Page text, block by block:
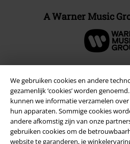
We gebruiken cookies en andere
gezamenlijk ‘cookies’ worden
kunnen we informatie verzamelen
hun apparaten. Sommige cookies
andere afkomstig zijn van onze
gebruiken cookies om de
website te garanderen, je
A Warner Music